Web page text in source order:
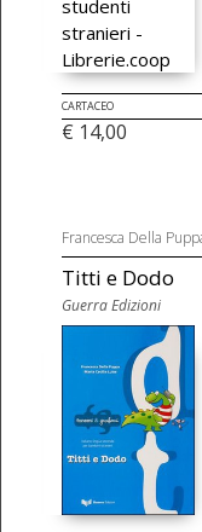
CARTACEO
€ 14,00
Francesca Della
Titti e Dodo
Guerra Edizioni